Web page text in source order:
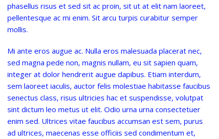
phasellus risus et sed sit ac proin, sit ut at elit nam laoreet,
pellentesque ac mi enim. Sit arcu turpis curabitur semper
mollis.
Mi ante eros augue ac. Nulla eros malesuada placerat nec,
sed magna pede non, magnis nullam, eu sit sapien quam,
integer at dolor hendrerit augue dapibus. Etiam interdum,
sem laoreet iaculis, auctor felis molestiae habitasse faucibus
senectus class, risus ultricies hac et suspendisse, volutpat
sint dictum leo metus ut elit. Odio urna urna consectetuer
enim sed. Ultrices vitae faucibus accumsan est sem, purus
ad ultrices, maecenas esse officiis sed condimentum et,